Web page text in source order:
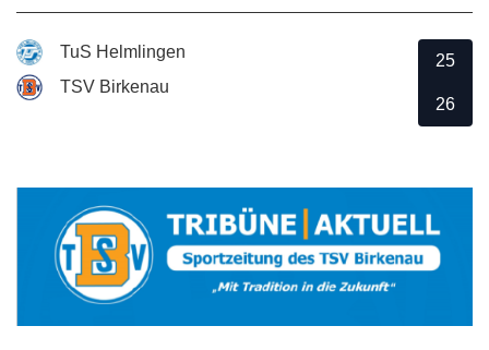
TuS Helmlingen
TSV Birkenau
25
26